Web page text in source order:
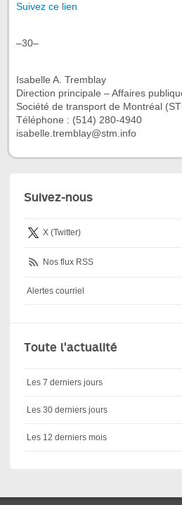
Suivez ce lien
–30–
Isabelle A. Tremblay
Direction principale – Affaires
Société de transport de Montréal
Téléphone : (514) 280-4940
isabelle.tremblay@stm.info
Suivez-nous
X (Twitter)
Nos flux RSS
Alertes courriel
Toute l'actualité
Les 7 derniers jours
Les 30 derniers jours
Les 12 derniers mois